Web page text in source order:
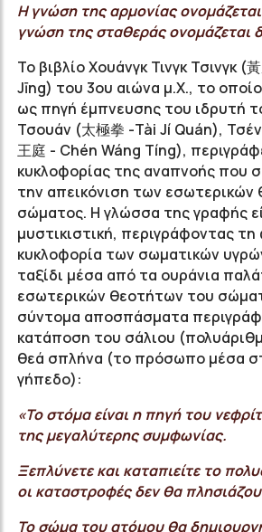
Η γνώση της αρμονίας
γνώση της σταθεράς ονομάζεται
Το βιβλίο Χουάνγκ Τινγκ Τσινγκ (
Jīng) του 3ου αιώνα μ.Χ., το
ως πηγή έμπνευσης του ιδρυτή
Τσουάν (太極拳 -Tài Jí Quán), Τσέν
王庭 - Chén Wáng Tíng),
κυκλοφορίας της αναπνοής που
την απεικόνιση των
σώματος. Η γλώσσα της γραφής
μυστικιστική, περιγράφοντας τη
κυκλοφορία των σωματικών
ταξίδι μέσα από τα ουράνια
εσωτερικών θεοτήτων του
σύντομα αποσπάσματα
κατάποση του σάλιου
θεά σπλήνα (το πρόσωπο μέσα
γήπεδο):
«Το στόμα είναι η πηγή του
της μεγαλύτερης συμφωνίας.
Ξεπλύνετε και καταπιείτε το
οι καταστροφές δεν θα
Το σώμα του ατόμου θα